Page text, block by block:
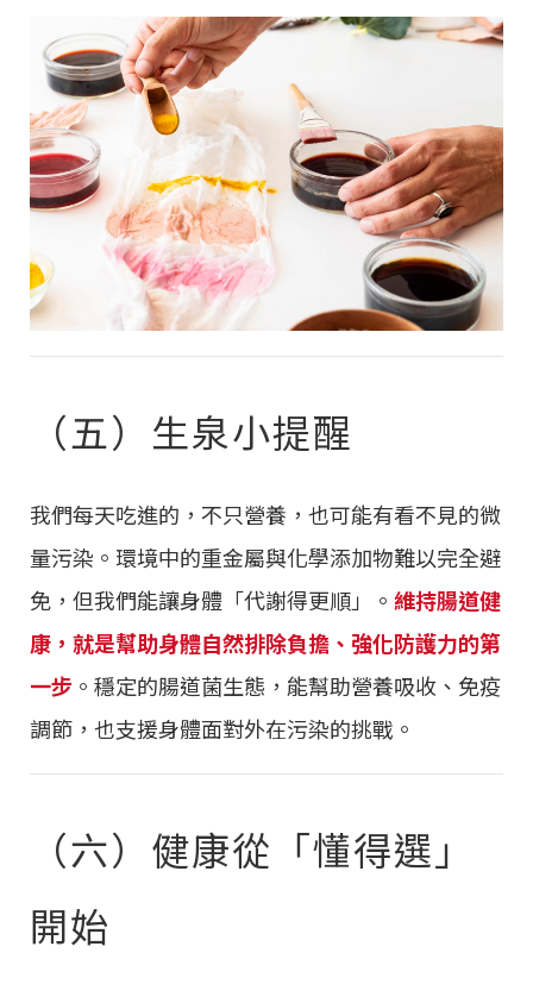
（五）生泉小提醒
我們每天吃進的，不只營養，也可能有看不見的微
量污染。環境中的重金屬與化學添加物難以完全避
免，但我們能讓身體「代謝得更順」。 維持腸道健
康，就是幫助身體自然排除負擔、強化防護力的第
一步 。穩定的腸道菌生態，能幫助營養吸收、免疫
調節，也支援身體面對外在污染的挑戰。
（六）健康從「懂得選」
開始